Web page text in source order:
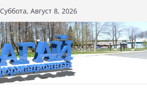
Суббота, Август 8, 2026